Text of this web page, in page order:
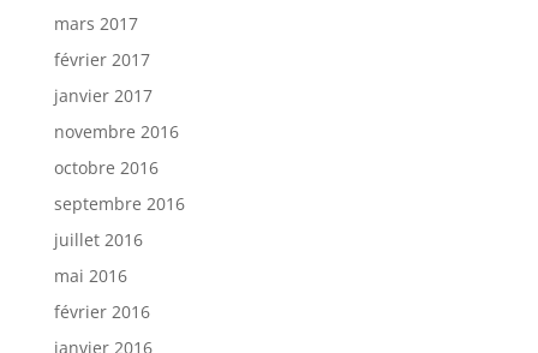
mars 2017
février 2017
janvier 2017
novembre 2016
octobre 2016
septembre 2016
juillet 2016
mai 2016
février 2016
janvier 2016